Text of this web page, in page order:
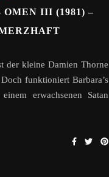
OMEN III (1981) –
der kleine Damien Thorne
funktioniert Barbara’s
erwachsenen Satan